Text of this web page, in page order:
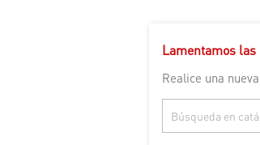
Lamentamos
Realice una